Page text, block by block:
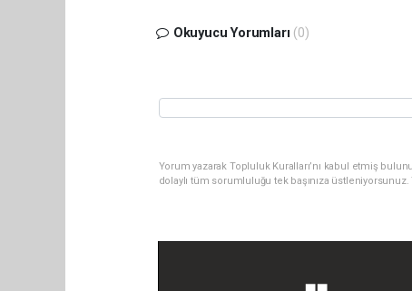
Okuyucu Yorumları (0)
Yorum yazarak Topluluk Kuralları’nı kabul etmiş
dolaylı tüm sorumluluğu tek başınıza